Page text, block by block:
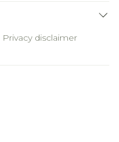
Privacy disclaimer